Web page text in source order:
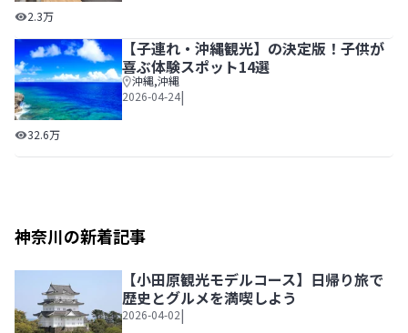
金沢の女子旅におすすめの宿17選！おしゃれホテルから近
2.3万
【子連れ・沖縄観光】の決定版！子供が喜ぶ体験スポット
32.6万
【子連れ・沖縄観光】の決定版！子供が
喜ぶ体験スポット14選
沖縄,沖縄
2026-04-24|
神奈川の新着記事
【小田原観光モデルコース】日帰り旅で
歴史とグルメを満喫しよう
2026-04-02|